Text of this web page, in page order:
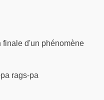
finale d'un phénomène
pa rags-pa